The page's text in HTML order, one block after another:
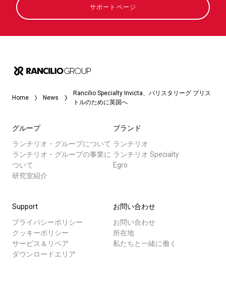
サポートページ
Home News
Rancilio Specialty Invicta、バリスタリーグ ブリス
トルのために英国へ
グループ
ランチリオ・グループについて
ランチリオ・グループの事業に
ついて
研究室紹介
ブランド
ランチリオ
ランチリオ Specialty
Egro
Support
プライバシーポリシー
クッキーポリシー
サービス＆リペア
ダウンロードエリア
お問い合わせ
お問い合わせ
所在地
私たちと一緒に働く